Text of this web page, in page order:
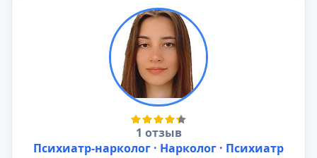
1 отзыв
Психиатр-нарколог · Нарколог · Психиатр